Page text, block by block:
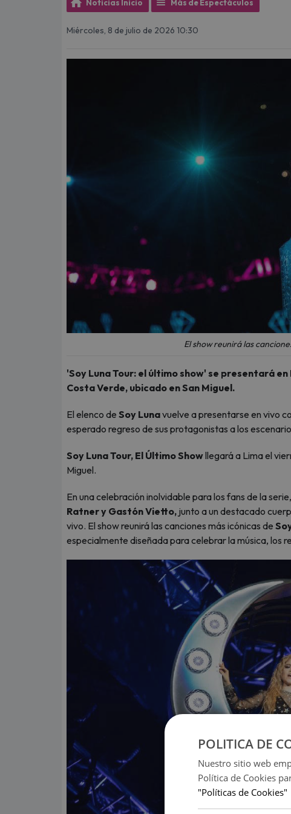
Noticias Inicio Más de Espectáculos
Miércoles, 8 de julio de 2026 10:30
El show reunirá las
'Soy Luna Tour: el último show' se presentará
Costa Verde, ubicado en San Miguel.
El elenco de Soy Lunavuelve a presentarse en vivo
esperado regreso de sus protagonistas a los
Soy Luna Tour, El Último Showllegará a Lima el
Miguel.
En una celebración inolvidable para los fans de la serie,
Ratner y Gastón Vietto, junto a un destacado
vivo. El show reunirá las canciones más icónicas de
especialmente diseñada para celebrar la música, los
POLITICA DE
Nuestro sitio web
Política de Cookies
"Políticas de Cookies"